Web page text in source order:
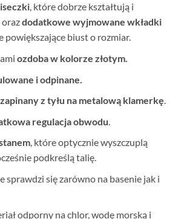
, które dobrze kształtują i
dodatkowe wyjmowane wkładki
powiększające biust o rozmiar.
ozdoba w kolorze złotym.
i odpinane.
zapinany z tyłu na metalową klamerkę.
regulacja obwodu
, które optycznie wyszczuplą
podkreślą talię.
sprawdzi się zarówno na basenie jak i
odporny na chlor, wodę morską i